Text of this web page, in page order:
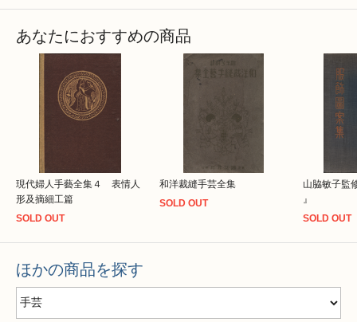
あなたにおすすめの商品
現代婦人手藝全集４ 表情人
形及摘細工篇
SOLD OUT
和洋裁縫手芸全集
SOLD OUT
山脇敏子監
』
SOLD OUT
ほかの商品を探す